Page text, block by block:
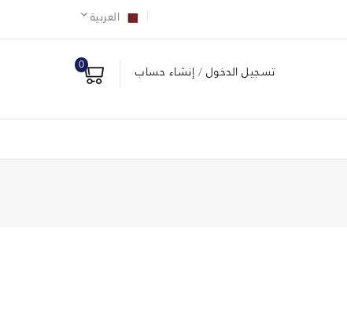
العربية
0
تسجيل الدخول / إنشاء حساب